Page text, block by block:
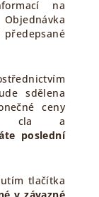
na
sdělena
ceny
cla a
poslední
tlačítka